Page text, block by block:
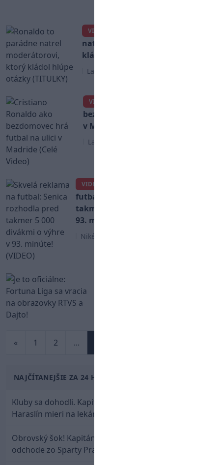
VIDEO
natrel moderátorovi, ktorý
kládol hlúpe otázky (TITULKY)
La Liga
VIDEO
bezdomovec hrá futbal na ulici
v Madride (Celé Video)
La Liga
VIDEO
futbal: Senica rozhodla pred
takmer 5 000 divákmi o výhre v
93. minúte! (VIDEO)
Niké Liga
« 1 2 ...
NAJČÍTANEJŠIE ZA 24 HODÍN
Kluby sa dohodli. Kapitán Sparty Praha Lukáš
Haraslín mieri na lekársku prehliadku
Obrovský šok! Kapitán Lukáš Haraslín je údajne na
odchode zo Sparty Praha